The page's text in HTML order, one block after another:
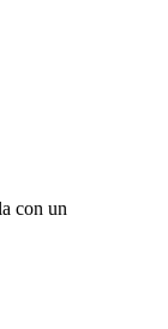
con un